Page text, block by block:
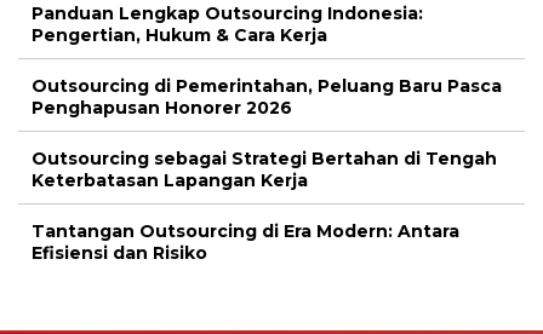
Panduan Lengkap Outsourcing Indonesia:
Pengertian, Hukum & Cara Kerja
Outsourcing di Pemerintahan, Peluang Baru Pasca
Penghapusan Honorer 2026
Outsourcing sebagai Strategi Bertahan di Tengah
Keterbatasan Lapangan Kerja
Tantangan Outsourcing di Era Modern: Antara
Efisiensi dan Risiko